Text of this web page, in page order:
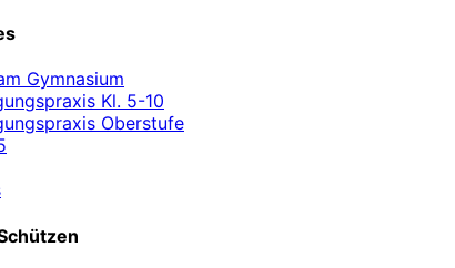
Gymnasium
Kl. 5-10
Oberstufe